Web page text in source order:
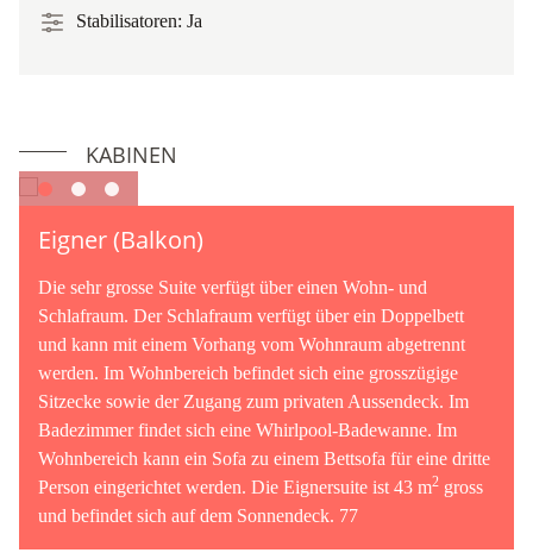
Stabilisatoren: Ja
KABINEN
Eigner (Balkon)
Die sehr grosse Suite verfügt über einen Wohn- und
Schlafraum. Der Schlafraum verfügt über ein Doppelbett
und kann mit einem Vorhang vom Wohnraum abgetrennt
werden. Im Wohnbereich befindet sich eine grosszügige
Sitzecke sowie der Zugang zum privaten Aussendeck. Im
Badezimmer findet sich eine Whirlpool-Badewanne. Im
Wohnbereich kann ein Sofa zu einem Bettsofa für eine dritte
Person eingerichtet werden. Die Eignersuite ist 43 m2 gross
und befindet sich auf dem Sonnendeck. 77